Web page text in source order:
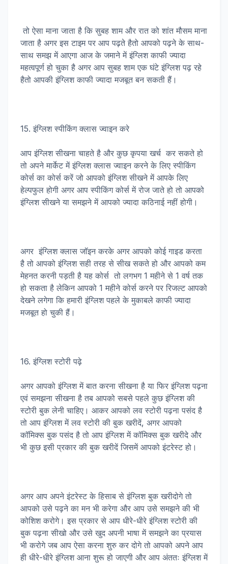
तो ऐसा माना जाता है कि सुबह शाम और रात को शांत मौसम माना
जाता है अगर इस टाइम पर आप पढ़ते हैतो आपको पढ़ने के साथ-
साथ समझ में आएगा आज के जमाने में इंग्लिश काफी ज्यादा
महत्वपूर्ण हो चुका है अगर आप सुबह शाम एक घंटे इंग्लिश पढ़ रहे
हैतो आपकी इंग्लिश काफी ज्यादा मजबूत बन सकती हैं।
15. इंग्लिश स्पीकिंग क्लास ज्वाइन करे
आप इंग्लिश सीखना चाहते है और कुछ कृपया खर्च कर सकते हो
तो अपने मार्केट में इंग्लिश क्लास ज्वाइन करने के लिए स्पीकिंग
कोर्स का कोर्स करें जो आपको इंग्लिश सीखने में आपके लिए
हेल्पफुल होगी अगर आप स्पीकिंग कोर्स में रोज जाते हो तो आपको
इंग्लिश सीखने या समझने में आपको ज्यादा कठिनाई नहीं होगी।
अगर इंग्लिश क्लास जॉइन करके अगर आपको कोई गाइड करता
है तो आपको इंग्लिश सही तरह से सीख सकते हो और आपको कम
मेहनत करनी पड़ती है यह कोर्स तो लगभग 1 महीने से 1 वर्ष तक
हो सकता है लेकिन आपको 1 महीने कोर्स करने पर रिजल्ट आपको
देखने लगेगा कि हमारी इंग्लिश पहले के मुकाबले काफी ज्यादा
मजबूत हो चुकी हैं।
16. इंग्लिश स्टोरी पढ़े
अगर आपको इंग्लिश में बात करना सीखना है या फिर इंग्लिश पढ़ना
एवं समझना सीखना है तब आपको सबसे पहले कुछ इंग्लिश की
स्टोरी बुक लेनी चाहिए। आकर आपको लव स्टोरी पढ़ना पसंद है
तो आप इंग्लिश में लव स्टोरी की बुक खरीदें, अगर आपको
कॉमिक्स बुक पसंद है तो आप इंग्लिश में कॉमिक्स बुक खरीदे और
भी कुछ इसी प्रकार की बुक खरीदें जिसमें आपको इंटरेस्ट हो।
अगर आप अपने इंटरेस्ट के हिसाब से इंग्लिश बुक खरीदोगे तो
आपको उसे पढ़ने का मन भी करेगा और आप उसे समझने की भी
कोशिश करोगे। इस प्रकार से आप धीरे-धीरे इंग्लिश स्टोरी की
बुक पढ़ना सीखो और उसे खुद अपनी भाषा में समझने का प्रयास
भी करोगे जब आप ऐसा करना शुरु कर दोगे तो आपको अपने आप
ही धीरे-धीरे इंग्लिश आना शुरू हो जाएगी और आप अंततः इंग्लिश में